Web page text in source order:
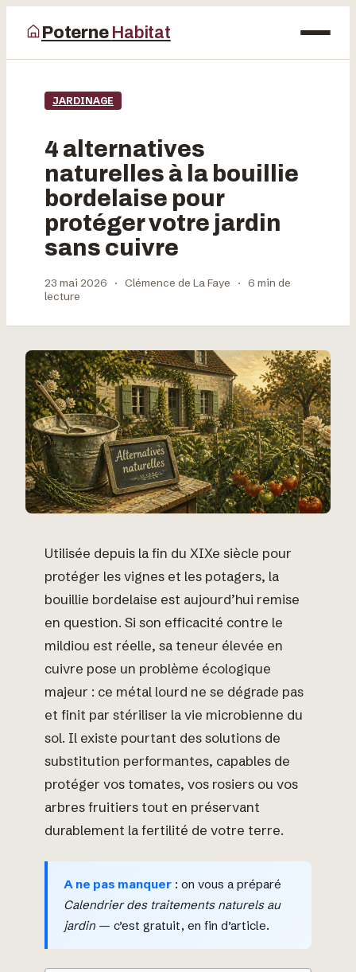
Poterne Habitat
Maison
Jardinage
JARDINAGE
4 alternatives
naturelles à la bouillie
bordelaise pour
protéger votre jardin
sans cuivre
23 mai 2026 · Clémence de La Faye · 6 min de
lecture
Utilisée depuis la fin du XIXe siècle pour
protéger les vignes et les potagers, la
bouillie bordelaise est aujourd’hui remise
en question. Si son efficacité contre le
mildiou est réelle, sa teneur élevée en
cuivre pose un problème écologique
majeur : ce métal lourd ne se dégrade pas
et finit par stériliser la vie microbienne du
sol. Il existe pourtant des solutions de
substitution performantes, capables de
protéger vos tomates, vos rosiers ou vos
arbres fruitiers tout en préservant
durablement la fertilité de votre terre.
A ne pas manquer : on vous a préparé
Calendrier des traitements naturels au
jardin — c’est gratuit, en fin d’article.